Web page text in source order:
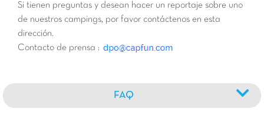
Si tienen preguntas y desean hacer un reportaje sobre uno
de nuestros campings, por favor contáctenos en esta
dirección.
Contacto de prensa :
FAQ